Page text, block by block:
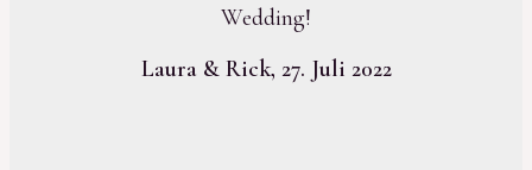
Wedding!
Laura & Rick, 27. Juli 2022